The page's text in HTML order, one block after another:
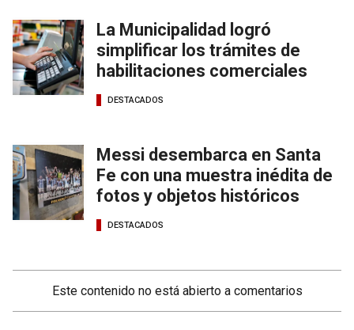
La Municipalidad logró
simplificar los trámites de
habilitaciones comerciales
DESTACADOS
Messi desembarca en Santa
Fe con una muestra inédita de
fotos y objetos históricos
DESTACADOS
Este contenido no está abierto a comentarios